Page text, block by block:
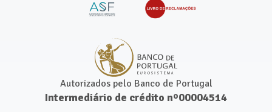
Autorizados pelo Banco de Portugal
Intermediário de crédito nº00004514